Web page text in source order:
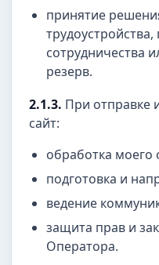
принятие
сотрудничества
резерв.
2.1.3. При отправке
сайт:
обработка
подготовка и
ведение
защита прав и
Оператора.